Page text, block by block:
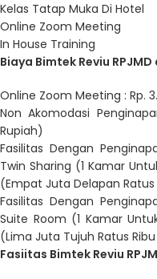
Kelas Tatap Muka Di Hotel
Online Zoom Meeting
In House Training
Biaya Bimtek Reviu RPJMD
Online Zoom Meeting : Rp.
Non Akomodasi
Rupiah)
Fasilitas Dengan
Twin Sharing (1 Kamar
(Empat Juta Delapan Ratus
Fasilitas Dengan
Suite Room (1 Kamar
(Lima Juta Tujuh Ratus
Fasiitas Bimtek Reviu